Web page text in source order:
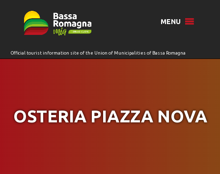
MENU
OSTERIA PIAZZA NOVA